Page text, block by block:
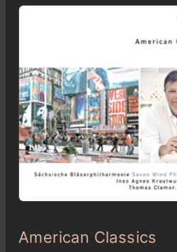
American Classics